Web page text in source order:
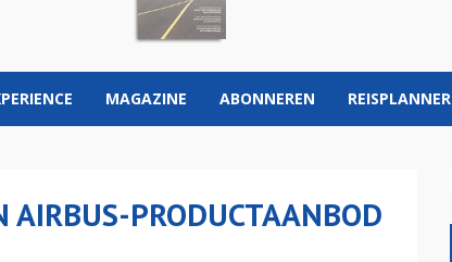
MAGAZINE ABONNEREN REISPLANNER
AIRBUS-PRODUCTAANBOD